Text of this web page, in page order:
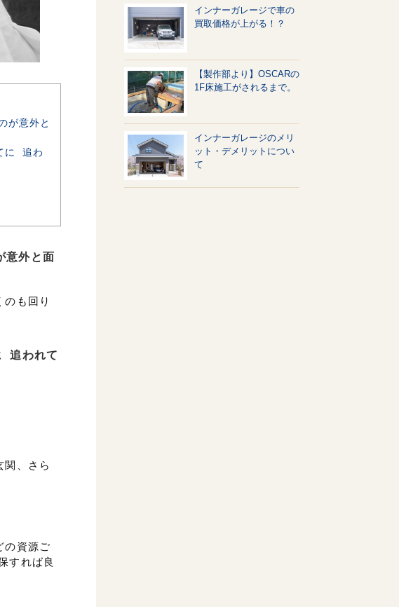
が意外と
に 追わ
意外と面
も回り
追われて
関、さら
の資源ご
すれば良
インナーガレージで車の
買取価格が上がる！？
【製作部より】OSCARの
1F床施工がされるまで。
インナーガレージのメリ
ット・デメリットについ
て